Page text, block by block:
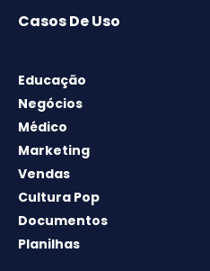
Casos De Uso
Educação
Negócios
Médico
Marketing
Vendas
Cultura Pop
Documentos
Planilhas